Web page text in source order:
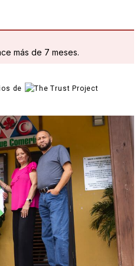
más de 7 meses.
de